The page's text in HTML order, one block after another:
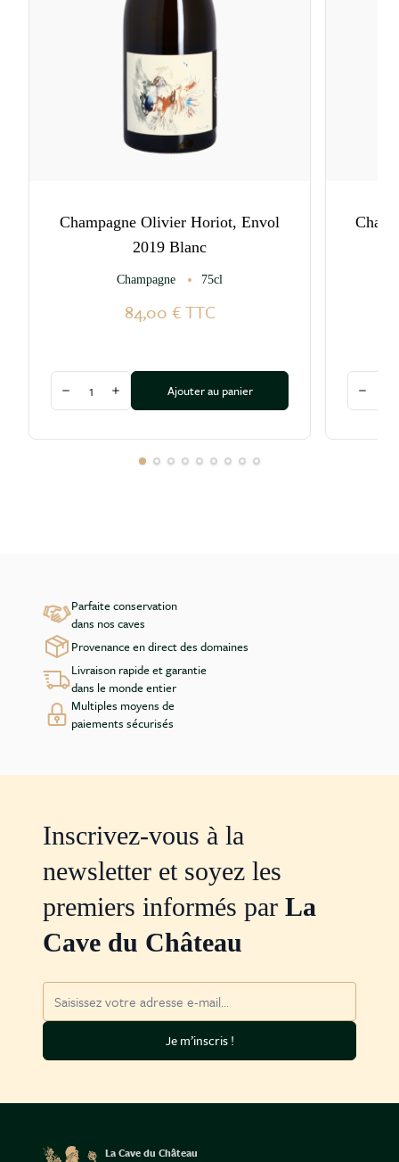
Champagne Olivier Horiot, Envol
2019 Blanc
Champagne 75cl
84,00 €TTC
Quantité
Diminuer la quantité
Augmenter la quantité
Ajouter au panier
Quantité
Parfaite conservation
dans nos caves
Provenance en direct des domaines
Livraison rapide et garantie
dans le monde entier
Multiples moyens de
paiements sécurisés
Inscrivez-vous à la
newsletter et soyez les
premiers informés par La
Cave du Château
Je m’inscris !
La Cave du Château